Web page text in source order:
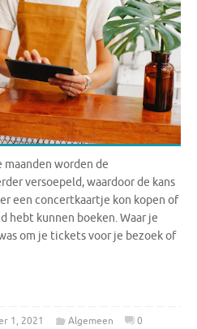
maanden worden de
versoepeld, waardoor de kans
een concertkaartje kon kopen of
hebt kunnen boeken. Waar je
om je tickets voor je bezoek of
1, 2021 Algemeen 0